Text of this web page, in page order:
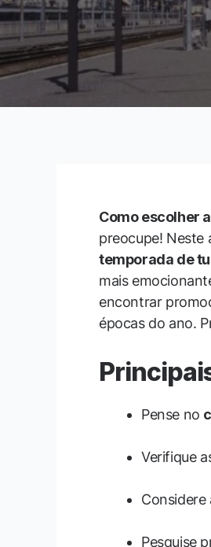
Como escolher
preocupe! Neste
temporada de
mais
encontrar
épocas do ano.
Pense no
Verifique
Considere
Pesquise